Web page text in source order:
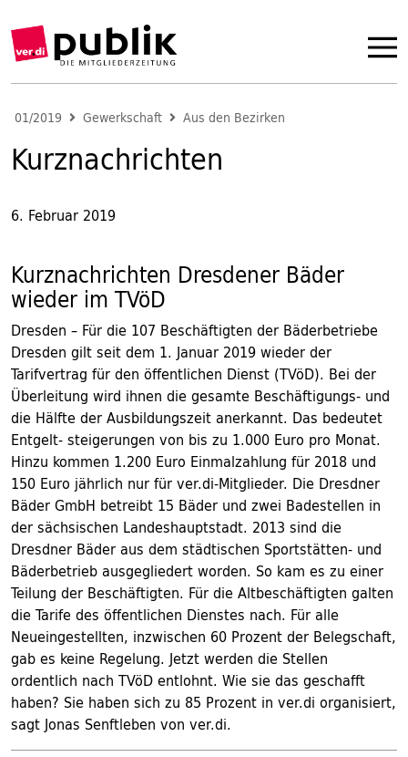
01/2019 Gewerkschaft Aus den Bezirken
Kurznachrichten
6. Februar 2019
Kurznachrichten Dresdener Bäder
wieder im TVöD
Dresden – Für die 107 Beschäftigten der Bäderbetriebe
Dresden gilt seit dem 1. Januar 2019 wieder der
Tarifvertrag für den öffentli​chen Dienst (TVöD). Bei der
Überleitung wird ihnen die gesamte Beschäftigungs- und
die Hälfte der Ausbildungszeit anerkannt. Das bedeutet
Entgelt- steigerungen von bis zu 1.000 Euro pro Monat.
Hinzu kommen 1.200 Euro Einmalzahlung für 2018 und
150 Euro jährlich nur für ver.di-Mitglieder. Die Dresdner
Bäder GmbH betreibt 15 Bäder und zwei Badestellen in
der sächsischen Landeshauptstadt. 2013 sind die
Dresdner Bäder aus dem städtischen Sportstätten- und
Bäderbetrieb ausgegliedert worden. So kam es zu einer
Teilung der Beschäftigten. Für die Altbeschäftigten galten
die Tarife des öffentlichen Dienstes nach. Für alle
Neueingestellten, inzwischen 60 Prozent der Belegschaft,
gab es keine Regelung. Jetzt werden die Stellen
ordentlich nach TVöD entlohnt. Wie sie das geschafft
haben? Sie haben sich zu 85 Prozent in ver.di organisiert,
sagt Jonas Senftleben von ver.di.